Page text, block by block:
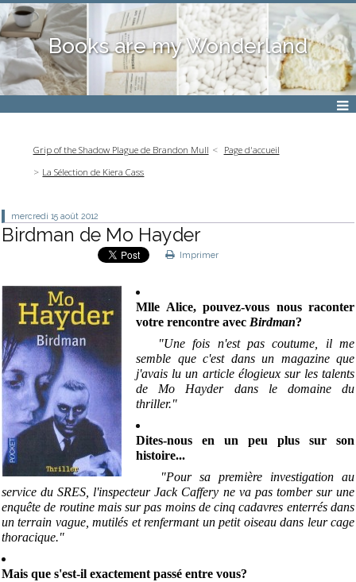
Books are my Wonderland
Grip of the Shadow Plague de Brandon Mull
Page d'accueil
La Sélection de Kiera Cass
mercredi 15 août 2012
Birdman de Mo Hayder
Imprimer
Mlle Alice, pouvez-vous nous raconter
votre rencontre avec Birdman?
"Une fois n'est pas coutume, il me
semble que c'est dans un magazine que
j'avais lu un article élogieux sur les talents
de Mo Hayder dans le domaine du
thriller."
Dites-nous en un peu plus sur son
histoire...
"Pour sa première investigation au
service du SRES, l'inspecteur Jack Caffery ne va pas tomber sur une
enquête de routine mais sur pas moins de cinq cadavres enterrés dans
un terrain vague, mutilés et renfermant un petit oiseau dans leur cage
thoracique."
Mais que s'est-il exactement passé entre vous?